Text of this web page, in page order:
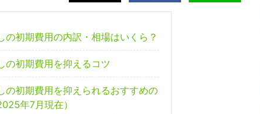
の初期費用の内訳・相場はいくら？
の初期費用を抑えるコツ
の初期費用を抑えられるおすすめの
年7月現在）